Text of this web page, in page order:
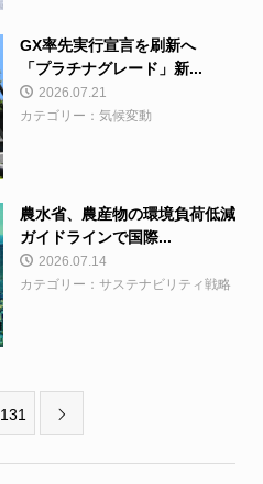
GX率先実行宣言を刷新へ
「プラチナグレード」新...
2026.07.21
カテゴリー：気候変動
農水省、農産物の環境負荷低減
ガイドラインで国際...
2026.07.14
カテゴリー：サステナビリティ戦略
131 